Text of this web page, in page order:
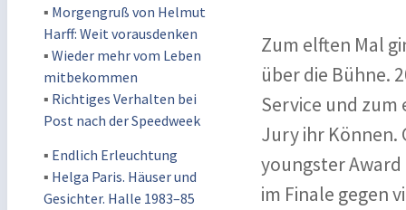
▪ Morgengruß von Helmut
Harff: Weit vorausdenken
▪ Wieder mehr vom Leben
mitbekommen
▪ Richtiges Verhalten bei
Post nach der Speedweek
▪ Endlich Erleuchtung
▪ Helga Paris. Häuser und
Gesichter. Halle 1983–85
Zum elften Mal
über die Bühne.
Service und
Jury ihr Können.
youngster
im Finale gegen